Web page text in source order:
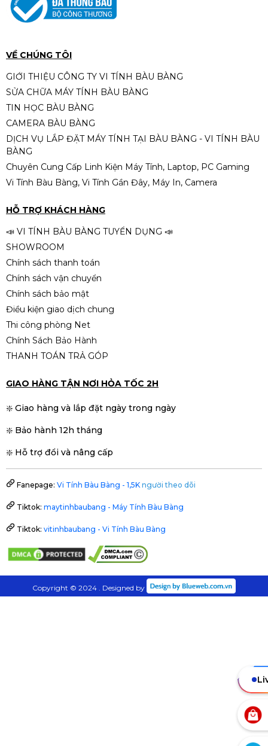
VỀ CHÚNG TÔI
GIỚI THIỆU CÔNG TY VI TÍNH BÀU BÀNG
SỬA CHỮA MÁY TÍNH BÀU BÀNG
TIN HỌC BÀU BÀNG
CAMERA BÀU BÀNG
DỊCH VỤ LẮP ĐẶT MÁY TÍNH TẠI BÀU BÀNG - VI TÍNH BÀU
BÀNG
Chuyên Cung Cấp Linh Kiện Máy Tính, Laptop, PC Gaming
Vi Tính Bàu Bàng, Vi Tính Gần Đây, Máy In, Camera
HỖ TRỢ KHÁCH HÀNG
📣 VI TÍNH BÀU BÀNG TUYỂN DỤNG 📣
SHOWROOM
Chính sách thanh toán
Chính sách vận chuyển
Chính sách bảo mật
Điều kiện giao dịch chung
Thi công phòng Net
Chính Sách Bảo Hành
THANH TOÁN TRẢ GÓP
GIAO HÀNG TẬN NƠI HỎA TỐC 2H
❇️ Giao hàng và lắp đặt ngày trong ngày
❇️ Bảo hành 12h tháng
❇️ Hỗ trợ đổi và nâng cấp
Fanepage: Vi Tính Bàu Bàng - 1,5K người theo dõi
Tiktok: maytinhbaubang - Máy Tính Bàu Bàng
Tiktok: vitinhbaubang - Vi Tính Bàu Bàng
Copyright © 2024 . Designed by